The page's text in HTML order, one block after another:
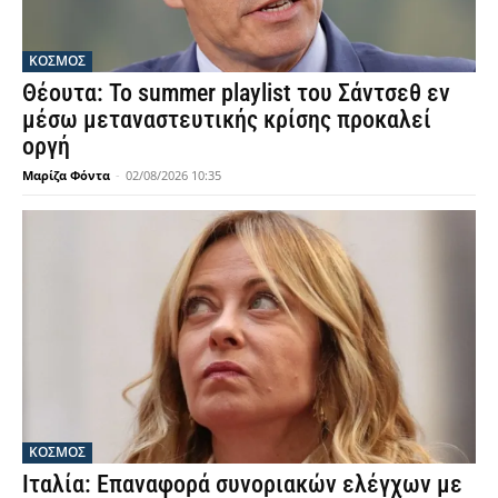
ΚΟΣΜΟΣ
Θέουτα: Το summer playlist του Σάντσεθ εν
μέσω μεταναστευτικής κρίσης προκαλεί
οργή
Μαρίζα Φόντα - 02/08/2026 10:35
ΚΟΣΜΟΣ
Ιταλία: Επαναφορά συνοριακών ελέγχων με